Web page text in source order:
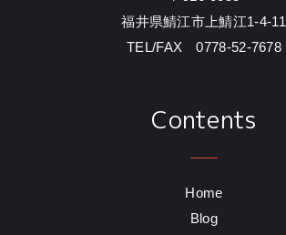
福井県鯖江市上鯖江1-4-11
TEL/FAX 0778-52-7678
Contents
Home
Blog